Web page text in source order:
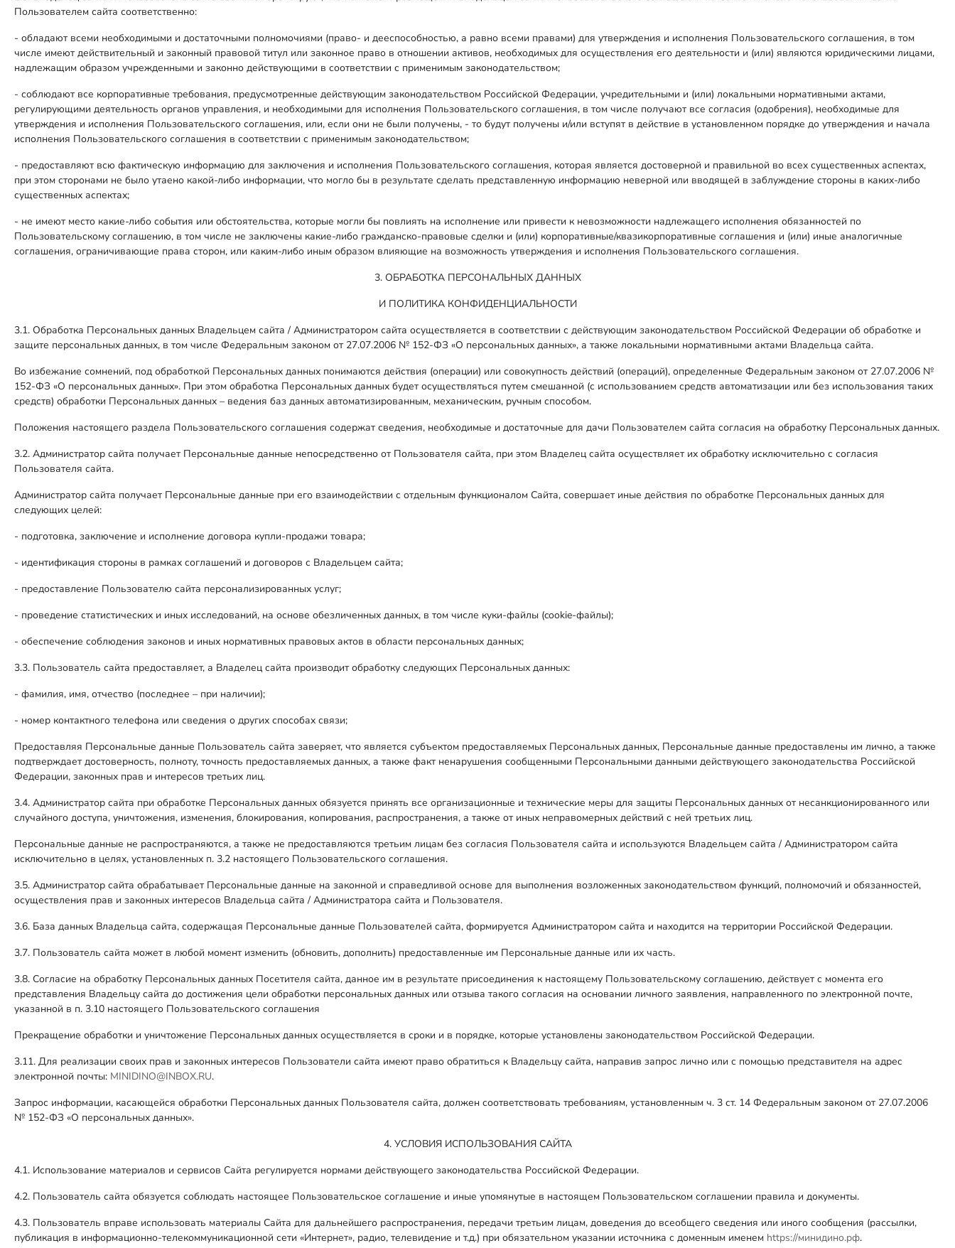
Пользователем сайта соответственно:
- обладают всеми необходимыми и достаточными полномочиями (право- и дееспособностью, а равно всеми правами) для утверждения и исполнения Пользовательского соглашения, в том
числе имеют действительный и законный правовой титул или законное право в отношении активов, необходимых для осуществления его деятельности и (или) являются юридическими лицами,
надлежащим образом учрежденными и законно действующими в соответствии с применимым законодательством;
- соблюдают все корпоративные требования, предусмотренные действующим законодательством Российской Федерации, учредительными и (или) локальными нормативными актами,
регулирующими деятельность органов управления, и необходимыми для исполнения Пользовательского соглашения, в том числе получают все согласия (одобрения), необходимые для
утверждения и исполнения Пользовательского соглашения, или, если они не были получены, - то будут получены и/или вступят в действие в установленном порядке до утверждения и начала
исполнения Пользовательского соглашения в соответствии с применимым законодательством;
- предоставляют всю фактическую информацию для заключения и исполнения Пользовательского соглашения, которая является достоверной и правильной во всех существенных аспектах,
при этом сторонами не было утаено какой-либо информации, что могло бы в результате сделать представленную информацию неверной или вводящей в заблуждение стороны в каких-либо
существенных аспектах;
- не имеют место какие-либо события или обстоятельства, которые могли бы повлиять на исполнение или привести к невозможности надлежащего исполнения обязанностей по
Пользовательскому соглашению, в том числе не заключены какие-либо гражданско-правовые сделки и (или) корпоративные/квазикорпоративные соглашения и (или) иные аналогичные
соглашения, ограничивающие права сторон, или каким-либо иным образом влияющие на возможность утверждения и исполнения Пользовательского соглашения.
3. ОБРАБОТКА ПЕРСОНАЛЬНЫХ ДАННЫХ
И ПОЛИТИКА КОНФИДЕНЦИАЛЬНОСТИ
3.1. Обработка Персональных данных Владельцем сайта / Администратором сайта осуществляется в соответствии с действующим законодательством Российской Федерации об обработке и
защите персональных данных, в том числе Федеральным законом от 27.07.2006 № 152-ФЗ «О персональных данных», а также локальными нормативными актами Владельца сайта.
Во избежание сомнений, под обработкой Персональных данных понимаются действия (операции) или совокупность действий (операций), определенные Федеральным законом от 27.07.2006 №
152-ФЗ «О персональных данных». При этом обработка Персональных данных будет осуществляться путем смешанной (с использованием средств автоматизации или без использования таких
средств) обработки Персональных данных – ведения баз данных автоматизированным, механическим, ручным способом.
Положения настоящего раздела Пользовательского соглашения содержат сведения, необходимые и достаточные для дачи Пользователем сайта согласия на обработку Персональных данных.
3.2. Администратор сайта получает Персональные данные непосредственно от Пользователя сайта, при этом Владелец сайта осуществляет их обработку исключительно с согласия
Пользователя сайта.
Администратор сайта получает Персональные данные при его взаимодействии с отдельным функционалом Сайта, совершает иные действия по обработке Персональных данных для
следующих целей:
- подготовка, заключение и исполнение договора купли-продажи товара;
- идентификация стороны в рамках соглашений и договоров с Владельцем сайта;
- предоставление Пользователю сайта персонализированных услуг;
- проведение статистических и иных исследований, на основе обезличенных данных, в том числе куки-файлы (cookie-файлы);
- обеспечение соблюдения законов и иных нормативных правовых актов в области персональных данных;
3.3. Пользователь сайта предоставляет, а Владелец сайта производит обработку следующих Персональных данных:
- фамилия, имя, отчество (последнее – при наличии);
- номер контактного телефона или сведения о других способах связи;
Предоставляя Персональные данные Пользователь сайта заверяет, что является субъектом предоставляемых Персональных данных, Персональные данные предоставлены им лично, а также
подтверждает достоверность, полноту, точность предоставляемых данных, а также факт ненарушения сообщенными Персональными данными действующего законодательства Российской
Федерации, законных прав и интересов третьих лиц.
3.4. Администратор сайта при обработке Персональных данных обязуется принять все организационные и технические меры для защиты Персональных данных от несанкционированного или
случайного доступа, уничтожения, изменения, блокирования, копирования, распространения, а также от иных неправомерных действий с ней третьих лиц.
Персональные данные не распространяются, а также не предоставляются третьим лицам без согласия Пользователя сайта и используются Владельцем сайта / Администратором сайта
исключительно в целях, установленных п. 3.2 настоящего Пользовательского соглашения.
3.5. Администратор сайта обрабатывает Персональные данные на законной и справедливой основе для выполнения возложенных законодательством функций, полномочий и обязанностей,
осуществления прав и законных интересов Владельца сайта / Администратора сайта и Пользователя.
3.6. База данных Владельца сайта, содержащая Персональные данные Пользователей сайта, формируется Администратором сайта и находится на территории Российской Федерации.
3.7. Пользователь сайта может в любой момент изменить (обновить, дополнить) предоставленные им Персональные данные или их часть.
3.8. Согласие на обработку Персональных данных Посетителя сайта, данное им в результате присоединения к настоящему Пользовательскому соглашению, действует с момента его
представления Владельцу сайта до достижения цели обработки персональных данных или отзыва такого согласия на основании личного заявления, направленного по электронной почте,
указанной в п. 3.10 настоящего Пользовательского соглашения
Прекращение обработки и уничтожение Персональных данных осуществляется в сроки и в порядке, которые установлены законодательством Российской Федерации.
3.11. Для реализации своих прав и законных интересов Пользователи сайта имеют право обратиться к Владельцу сайта, направив запрос лично или с помощью представителя на адрес
электронной почты: MINIDINO@INBOX.RU.
Запрос информации, касающейся обработки Персональных данных Пользователя сайта, должен соответствовать требованиям, установленным ч. 3 ст. 14 Федеральным законом от 27.07.2006
№ 152-ФЗ «О персональных данных».
4. УСЛОВИЯ ИСПОЛЬЗОВАНИЯ САЙТА
4.1. Использование материалов и сервисов Сайта регулируется нормами действующего законодательства Российской Федерации.
4.2. Пользователь сайта обязуется соблюдать настоящее Пользовательское соглашение и иные упомянутые в настоящем Пользовательском соглашении правила и документы.
4.3. Пользователь вправе использовать материалы Сайта для дальнейшего распространения, передачи третьим лицам, доведения до всеобщего сведения или иного сообщения (рассылки,
публикация в информационно-телекоммуникационной сети «Интернет», радио, телевидение и т.д.) при обязательном указании источника с доменным именем https://минидино.рф.